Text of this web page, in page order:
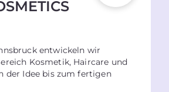
entwickeln wir
Kosmetik, Haircare und
der Idee bis zum fertigen